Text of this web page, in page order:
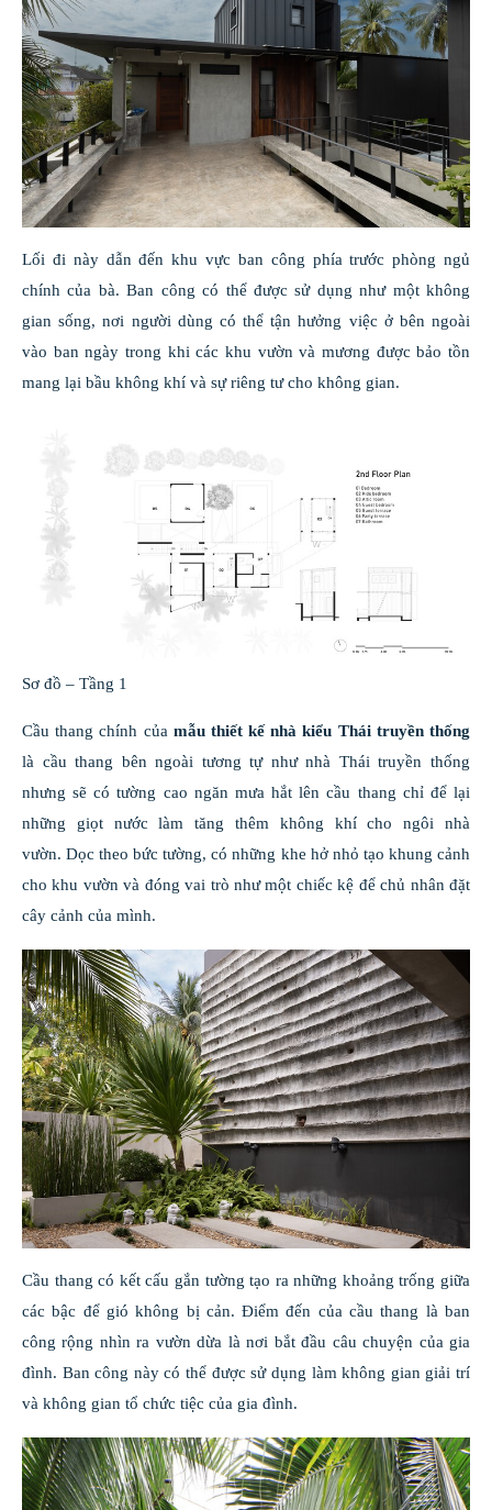
Lối đi này dẫn đến khu vực ban công phía trước phòng ngủ
chính của bà. Ban công có thể được sử dụng như một không
gian sống, nơi người dùng có thể tận hưởng việc ở bên ngoài
vào ban ngày trong khi các khu vườn và mương được bảo tồn
mang lại bầu không khí và sự riêng tư cho không gian.
Sơ đồ – Tầng 1
Cầu thang chính của mẫu thiết kế nhà kiểu Thái truyền thống
là cầu thang bên ngoài tương tự như nhà Thái truyền thống
nhưng sẽ có tường cao ngăn mưa hắt lên cầu thang chỉ để lại
những giọt nước làm tăng thêm không khí cho ngôi nhà
vườn. Dọc theo bức tường, có những khe hở nhỏ tạo khung cảnh
cho khu vườn và đóng vai trò như một chiếc kệ để chủ nhân đặt
cây cảnh của mình.
Cầu thang có kết cấu gắn tường tạo ra những khoảng trống giữa
các bậc để gió không bị cản. Điểm đến của cầu thang là ban
công rộng nhìn ra vườn dừa là nơi bắt đầu câu chuyện của gia
đình. Ban công này có thể được sử dụng làm không gian giải trí
và không gian tổ chức tiệc của gia đình.